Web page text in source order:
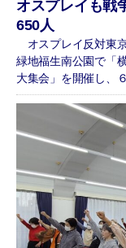
オスプレイも戦
650人
オスプレイ反対東
緑地福生南公園で「
大集会」を開催し、